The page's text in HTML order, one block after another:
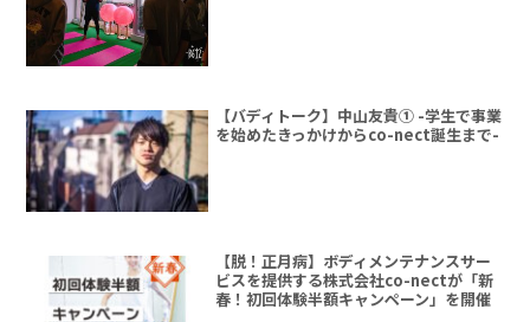
【バディトーク】中山友貴① -学生で事業
を始めたきっかけからco-nect誕生まで-
【脱！正月病】ボディメンテナンスサー
ビスを提供する株式会社co-nectが「新
春！初回体験半額キャンペーン」を開催